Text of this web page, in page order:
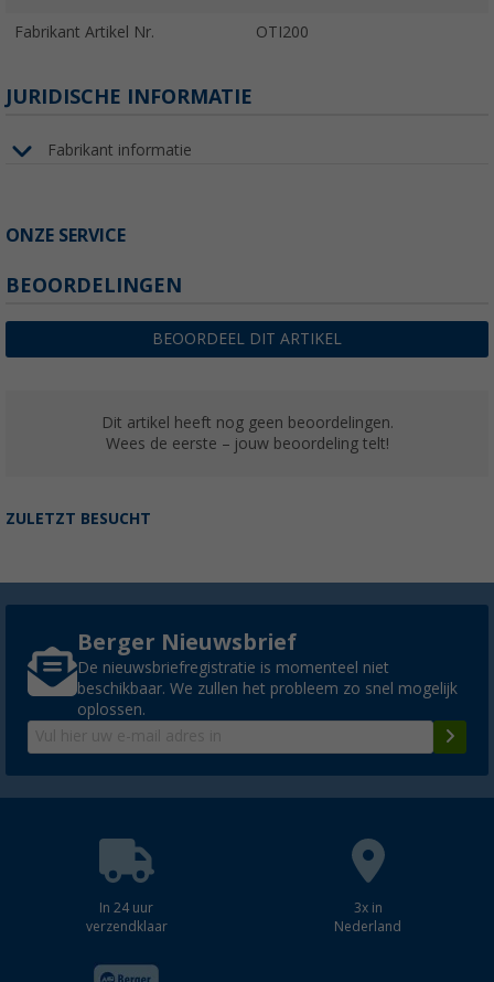
Fabrikant Artikel Nr. OTI200
JURIDISCHE INFORMATIE
Fabrikant informatie
ONZE SERVICE
BEOORDELINGEN
BEOORDEEL DIT ARTIKEL
Dit artikel heeft nog geen beoordelingen.
Wees de eerste – jouw beoordeling telt!
ZULETZT BESUCHT
Berger Nieuwsbrief
De nieuwsbriefregistratie is momenteel niet
beschikbaar. We zullen het probleem zo snel mogelijk
oplossen.
In 24 uur
verzendklaar
3x in
Nederland